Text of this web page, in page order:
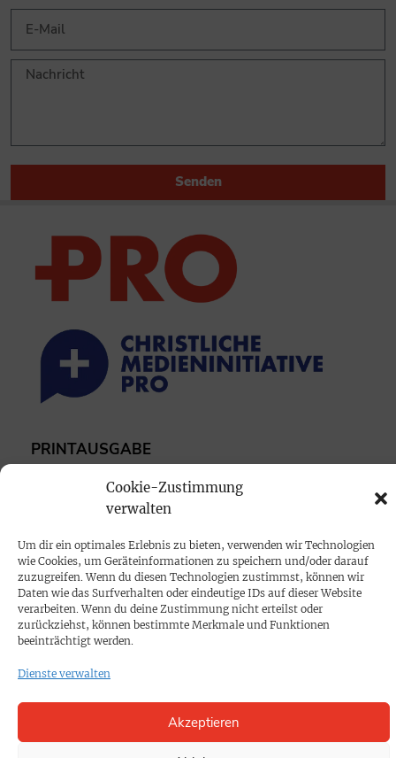
Cookie-Zustimmung
verwalten
Um dir ein optimales Erlebnis zu bieten, verwenden wir Technologien
wie Cookies, um Geräteinformationen zu speichern und/oder darauf
zuzugreifen. Wenn du diesen Technologien zustimmst, können wir
Daten wie das Surfverhalten oder eindeutige IDs auf dieser Website
verarbeiten. Wenn du deine Zustimmung nicht erteilst oder
zurückziehst, können bestimmte Merkmale und Funktionen
beeinträchtigt werden.
Dienste verwalten
Akzeptieren
Senden
PRINTAUSGABE
Mediadaten
Impressum
SPENDEN
Datenschutz
KONTAKT